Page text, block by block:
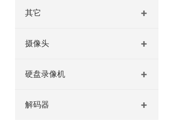
其它
摄像头
硬盘录像机
解码器